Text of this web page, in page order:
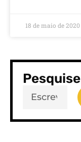
18 de maio de 2020
Pesquise